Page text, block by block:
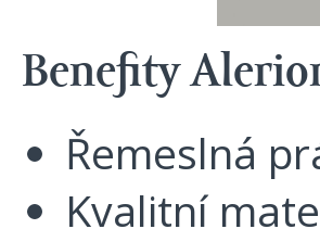
Benefity
Řemeslná
Kvalitní